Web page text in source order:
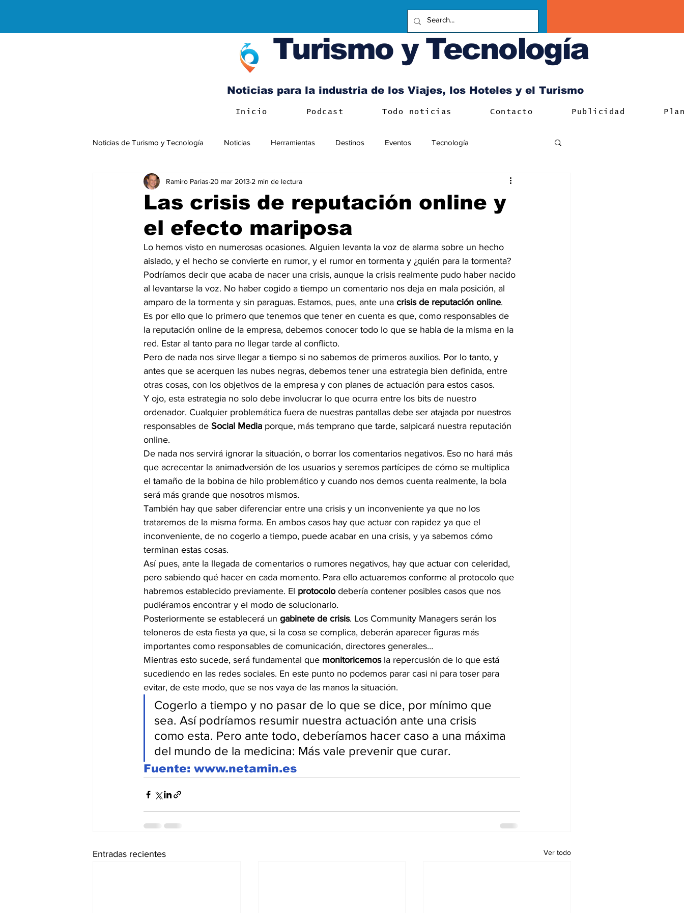
Turismo y Tecnología
Noticias para la industria de los Viajes, los Hoteles y el Turismo
Inicio Podcast Todo noticias Contacto Publicidad
Noticias de Turismo y Tecnología Noticias Herramientas Destinos Eventos Tecnología
Negocios Internacionales
Las crisis de reputación online y
el efecto mariposa
Ramiro Parias 20 mar 2013 2 min de lectura
Lo hemos visto en numerosas ocasiones. Alguien levanta la voz de alarma sobre un hecho
aislado, y el hecho se convierte en rumor, y el rumor en tormenta y ¿quién para la tormenta?
Podríamos decir que acaba de nacer una crisis, aunque la crisis realmente pudo haber nacido
al levantarse la voz. No haber cogido a tiempo un comentario nos deja en mala posición, al
amparo de la tormenta y sin paraguas. Estamos, pues, ante una crisis de reputación online.
Es por ello que lo primero que tenemos que tener en cuenta es que, como responsables de
la reputación online de la empresa, debemos conocer todo lo que se habla de la misma en la
red. Estar al tanto para no llegar tarde al conflicto.
Pero de nada nos sirve llegar a tiempo si no sabemos de primeros auxilios. Por lo tanto, y
antes que se acerquen las nubes negras, debemos tener una estrategia bien definida, entre
otras cosas, con los objetivos de la empresa y con planes de actuación para estos casos.
Y ojo, esta estrategia no solo debe involucrar lo que ocurra entre los bits de nuestro
ordenador. Cualquier problemática fuera de nuestras pantallas debe ser atajada por nuestros
responsables de Social Media porque, más temprano que tarde, salpicará nuestra reputación
online.
De nada nos servirá ignorar la situación, o borrar los comentarios negativos. Eso no hará más
que acrecentar la animadversión de los usuarios y seremos partícipes de cómo se multiplica
el tamaño de la bobina de hilo problemático y cuando nos demos cuenta realmente, la bola
será más grande que nosotros mismos.
También hay que saber diferenciar entre una crisis y un inconveniente ya que no los
trataremos de la misma forma. En ambos casos hay que actuar con rapidez ya que el
inconveniente, de no cogerlo a tiempo, puede acabar en una crisis, y ya sabemos cómo
terminan estas cosas.
Así pues, ante la llegada de comentarios o rumores negativos, hay que actuar con celeridad,
pero sabiendo qué hacer en cada momento. Para ello actuaremos conforme al protocolo que
habremos establecido previamente. El protocolo debería contener posibles casos que nos
pudiéramos encontrar y el modo de solucionarlo.
Posteriormente se establecerá un gabinete de crisis. Los Community Managers serán los
teloneros de esta fiesta ya que, si la cosa se complica, deberán aparecer figuras más
importantes como responsables de comunicación, directores generales…
Mientras esto sucede, será fundamental que monitoricemos la repercusión de lo que está
sucediendo en las redes sociales. En este punto no podemos parar casi ni para toser para
evitar, de este modo, que se nos vaya de las manos la situación.
Cogerlo a tiempo y no pasar de lo que se dice, por mínimo que
sea. Así podríamos resumir nuestra actuación ante una crisis
como esta. Pero ante todo, deberíamos hacer caso a una máxima
del mundo de la medicina: Más vale prevenir que curar.
Fuente: www.netamin.es
Entradas recientes Ver todo